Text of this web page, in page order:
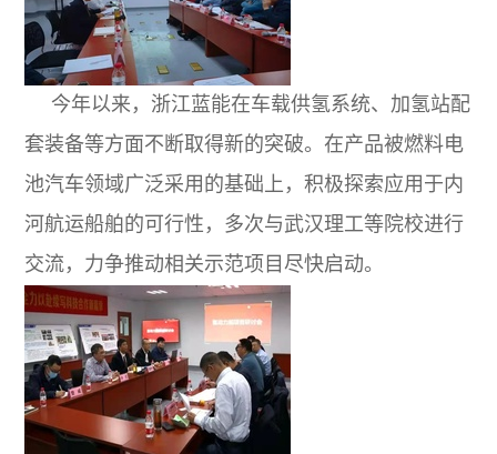
今年以来，浙江蓝能在车载供氢系统、加氢站配
套装备等方面不断取得新的突破。在产品被燃料电
池汽车领域广泛采用的基础上，积极探索应用于内
河航运船舶的可行性，多次与武汉理工等院校进行
交流，力争推动相关示范项目尽快启动。